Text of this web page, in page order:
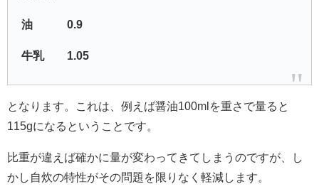
油 0.9
牛乳 1.05
となります。これは、例えば醤油100mlを重さで量ると
115gになるということです。
比重が違えば確かに量が変わってきてしまうのですが、し
かし自炊の特性がその問題を限りなく軽減します。